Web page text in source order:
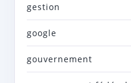
gestion
google
gouvernement